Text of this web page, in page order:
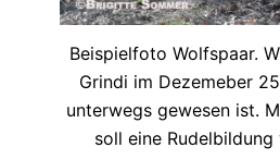
Beispielfoto Wolfspaar.
Grindi im Dezemeber
unterwegs gewesen ist.
soll eine